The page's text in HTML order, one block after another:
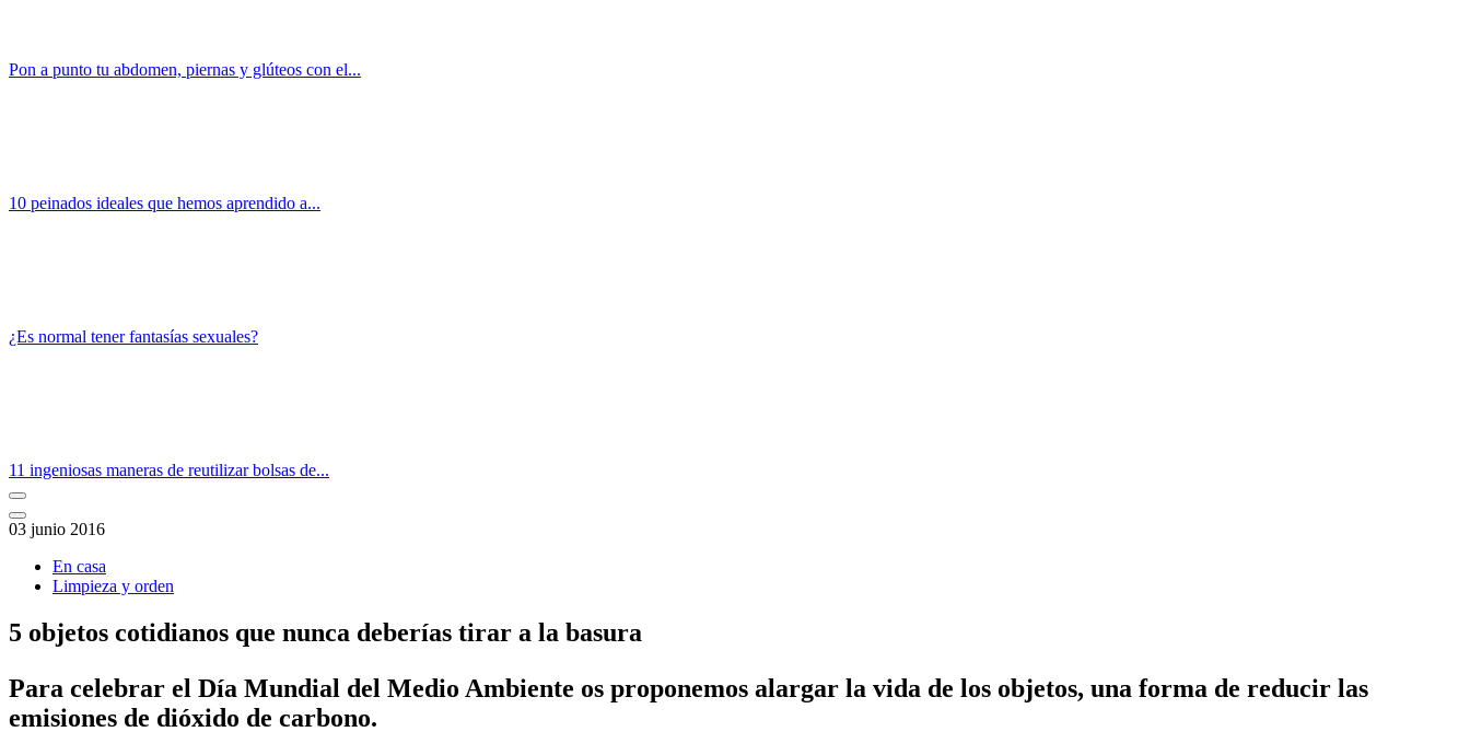
Pon a punto tu abdomen, piernas y glúteos con el...
10 peinados ideales que hemos aprendido a...
¿Es normal tener fantasías sexuales?
11 ingeniosas maneras de reutilizar bolsas de...
03 junio 2016
En casa
Limpieza y orden
5 objetos cotidianos que nunca deberías tirar a la basura
Para celebrar el Día Mundial del Medio Ambiente os proponemos alargar la vida de los objetos, una forma de reducir las
emisiones de dióxido de carbono.